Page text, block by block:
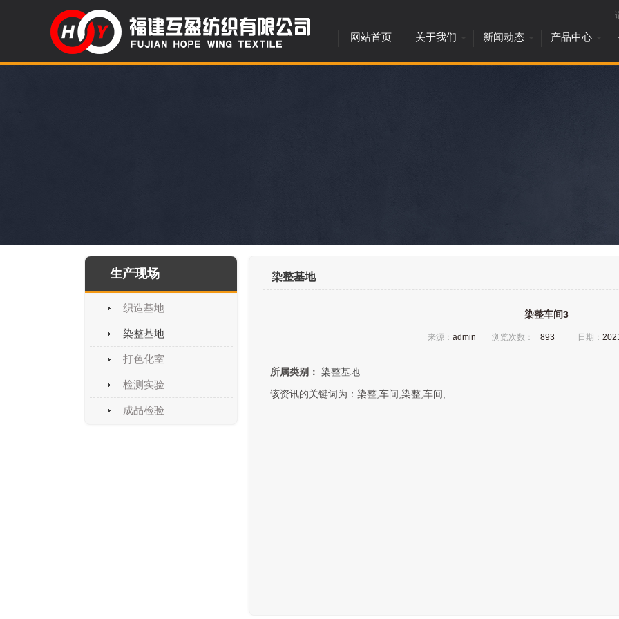
网站首页 关于我们 新闻动态 产品中心
生产现场
织造基地
染整基地
打色化室
检测实验
成品检验
染整基地
染整车间3
来源： admin 浏览次数： 893 日期：
所属类别： 染整基地
该资讯的关键词为：染整,车间,染整,车间,